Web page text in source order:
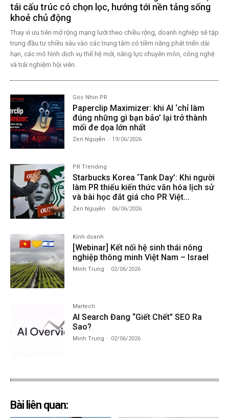
tái cấu trúc có chọn lọc, hướng tới nền tảng sống
khoẻ chủ động
Thay vì ưu tiên mở rộng mạng lưới theo chiều rộng, doanh nghiệp sẽ tập
trung đầu tư chiều sâu vào các trung tâm có tiềm năng phát triển dài
hạn, các mô hình dịch vụ thế hệ mới, năng lực chuyên môn, công nghệ
và trải nghiệm hội viên.
Góc Nhìn PR
Paperclip Maximizer: khi AI ‘chỉ làm
đúng những gì bạn bảo’ lại trở thành
mối đe dọa lớn nhất
Zen Nguyễn - 19/06/2026
PR Trending
Starbucks Korea ‘Tank Day’: Khi người
làm PR thiếu kiến thức văn hóa lịch sử
và bài học đắt giá cho PR Việt...
Zen Nguyễn - 06/06/2026
Kinh doanh
[Webinar] Kết nối hệ sinh thái nông
nghiệp thông minh Việt Nam – Israel
Minh Trung - 02/06/2026
Martech
AI Search Đang “Giết Chết” SEO Ra
Sao?
Minh Trung - 02/06/2026
Bài liên quan: